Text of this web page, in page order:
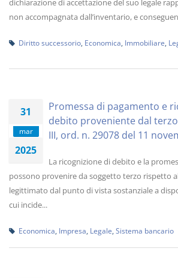
dichiarazione di accettazione del suo legale
non accompagnata dall’inventario, e
Diritto successorio Economica Immobiliare
31
mar
2025
Promessa di pagamento e
debito proveniente dal terzo.
III, ord. n. 29078 del 11
La ricognizione di debito e la
possono provenire da soggetto terzo rispetto
legittimato dal punto di vista sostanziale a
cui incide...
Economica Impresa Legale Sistema bancario